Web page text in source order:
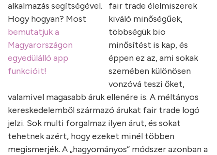
alkalmazás segítségével.
Hogy hogyan? Most
bemutatjuk a
Magyarországon
egyedülálló app
funkcióit!
fair trade élelmiszerek
kiváló minőségűek,
többségük bio
minősítést is kap, és
éppen ez az, ami sokak
szemében különösen
vonzóvá teszi őket,
valamivel magasabb áruk ellenére is. A méltányos
kereskedelemből származó árukat fair trade logó
jelzi. Sok multi forgalmaz ilyen árut, és sokat
tehetnek azért, hogy ezeket minél többen
megismerjék. A „hagyományos” módszer azonban a